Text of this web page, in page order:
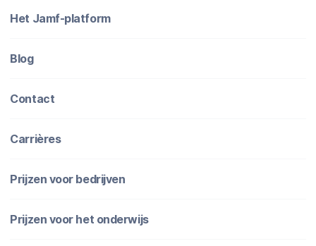
Het Jamf-platform
Blog
Contact
Carrières
Prijzen voor bedrijven
Prijzen voor het onderwijs